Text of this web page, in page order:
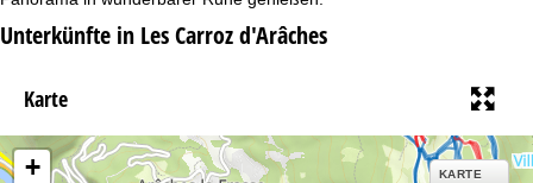
Unterkünfte in Les Carroz d'Arâches
Karte
+ KARTE